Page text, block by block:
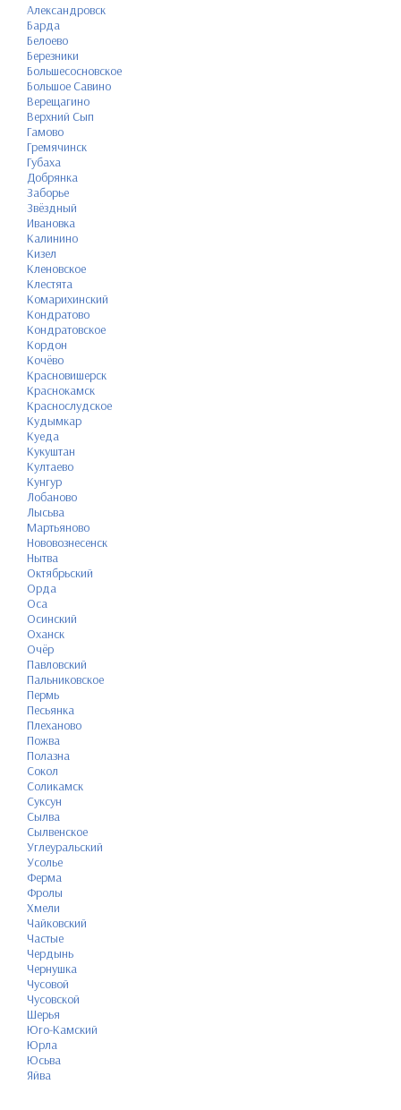
Александровск
Барда
Белоево
Березники
Большесосновское
Большое Савино
Верещагино
Верхний Сып
Гамово
Гремячинск
Губаха
Добрянка
Заборье
Звёздный
Ивановка
Калинино
Кизел
Кленовское
Клестята
Комарихинский
Кондратово
Кондратовское
Кордон
Кочёво
Красновишерск
Краснокамск
Краснослудское
Кудымкар
Куеда
Кукуштан
Култаево
Кунгур
Лобаново
Лысьва
Мартьяново
Нововознесенск
Нытва
Октябрьский
Орда
Оса
Осинский
Оханск
Очёр
Павловский
Пальниковское
Пермь
Песьянка
Плеханово
Пожва
Полазна
Сокол
Соликамск
Суксун
Сылва
Сылвенское
Углеуральский
Усолье
Ферма
Фролы
Хмели
Чайковский
Частые
Чердынь
Чернушка
Чусовой
Чусовской
Шерья
Юго-Камский
Юрла
Юсьва
Яйва